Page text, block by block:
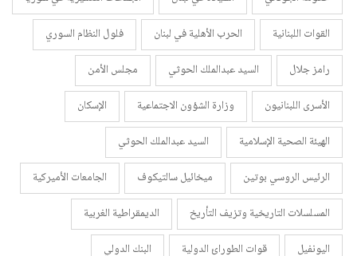
القوات اللبنانية
الحرب الأهلية في لبنان
فلول النظام السوري
رامز جلال
السيد عبدالملك الحوثي
مجلس الأمن
الأسرى اللبنانيون
وزارة الشؤون الاجتماعية
الإسكان
الهيئة الصحية الإسلامية
السيد عبدالملك الحوثي
الرئيس الروسي بوتين
ميخائيل سالتيكوف
الجامعات الأميركية
المسلسلات التاريخية وتزيف التأريخ
الديمقراطية الغربية
اليونفيل
قوات الطورائ الدولية
البنك الدولي